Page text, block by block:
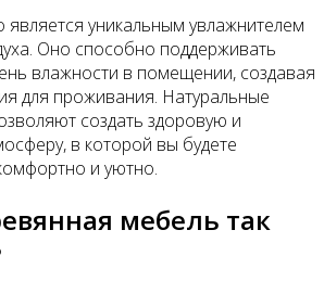
является уникальным увлажнителем
Оно способно поддерживать
влажности в помещении, создавая
для проживания. Натуральные
создать здоровую и
в которой вы будете
и уютно.
мебель так